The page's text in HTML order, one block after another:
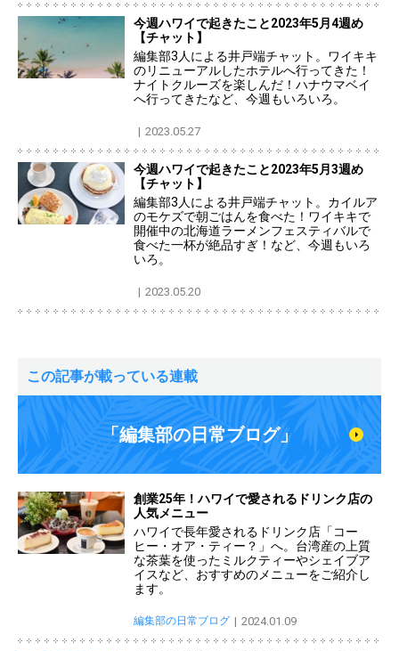
今週ハワイで起きたこと2023年5月4週め
【チャット】
編集部3人による井戸端チャット。ワイキキ
のリニューアルしたホテルへ行ってきた！
ナイトクルーズを楽しんだ！ハナウマベイ
へ行ってきたなど、今週もいろいろ。
2023.05.27
今週ハワイで起きたこと2023年5月3週め
【チャット】
編集部3人による井戸端チャット。カイルア
のモケズで朝ごはんを食べた！ワイキキで
開催中の北海道ラーメンフェスティバルで
食べた一杯が絶品すぎ！など、今週もいろ
いろ。
2023.05.20
この記事が載っている連載
「編集部の日常ブログ」
創業25年！ハワイで愛されるドリンク店の
人気メニュー
ハワイで長年愛されるドリンク店「コー
ヒー・オア・ティー？」へ。台湾産の上質
な茶葉を使ったミルクティーやシェイブア
イスなど、おすすめのメニューをご紹介し
ます。
編集部の日常ブログ 2024.01.09